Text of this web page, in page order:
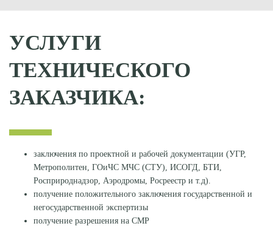
УСЛУГИ
ТЕХНИЧЕСКОГО
ЗАКАЗЧИКА:
заключения по проектной и рабочей документации (УГР,
Метрополитен, ГОиЧС МЧС (СТУ), ИСОГД, БТИ,
Росприроднадзор, Аэродромы, Росреестр и т.д).
получение положительного заключения государственной и
негосударственной экспертизы
получение разрешения на СМР